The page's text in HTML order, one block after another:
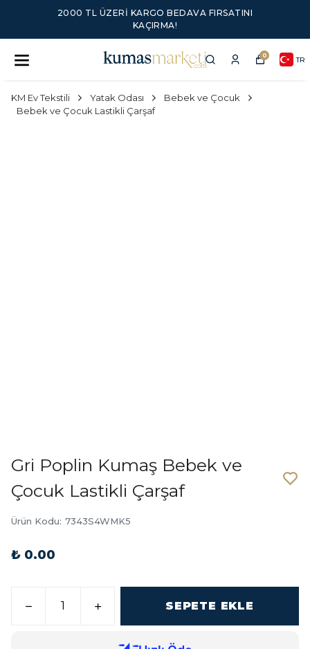
2000 TL ÜZERI KARGO BEDAVA FIRSATINI
KAÇIRMA!
0 TR
KM Ev Tekstili Yatak Odası
Bebek ve Çocuk
Bebek ve Çocuk Lastikli Çarşaf
Gri Poplin Kumaş Bebek ve
Çocuk Lastikli Çarşaf
Ürün Kodu: 7343S4WMK5
₺ 0.00
SEPETE EKLE